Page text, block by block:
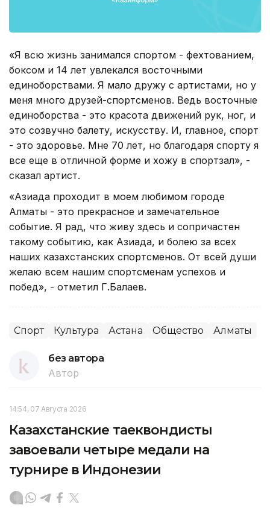
«Я всю жизнь занимался спортом - фехтованием,
боксом и 14 лет увлекался восточными
единоборствами. Я мало дружу с артистами, но у
меня много друзей-спортсменов. Ведь восточные
единоборства - это красота движений рук, ног, и
это созвучно балету, искусству. И, главное, спорт
- это здоровье. Мне 70 лет, но благодаря спорту я
все еще в отличной форме и хожу в спортзал», -
сказал артист.
«Азиада проходит в моем любимом городе
Алматы - это прекрасное и замечательное
событие. Я рад, что живу здесь и сопричастен
такому событию, как Азиада, и болею за всех
наших казахстанских спортсменов. От всей души
желаю всем нашим спортсменам успехов и
побед», - отметил Г.Балаев.
Спорт Культура Астана Общество Алматы
без автора
Автор
14:54, 07 Августа 2026
Казахстанские таеквондисты
завоевали четыре медали на
турнире в Индонезии